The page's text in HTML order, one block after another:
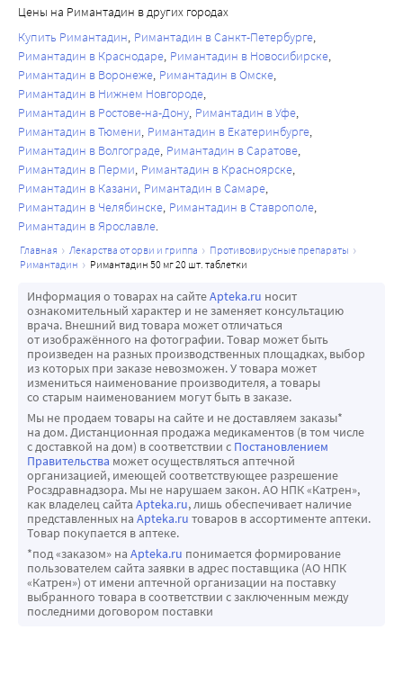
Цены на Римантадин в других городах
Купить Римантадин Римантадин в Санкт-Петербурге
Римантадин в Краснодаре Римантадин в Новосибирске
Римантадин в Воронеже Римантадин в Омске
Римантадин в Нижнем Новгороде
Римантадин в Ростове-на-Дону Римантадин в Уфе
Римантадин в Тюмени Римантадин в Екатеринбурге
Римантадин в Волгограде Римантадин в Саратове
Римантадин в Перми Римантадин в Красноярске
Римантадин в Казани Римантадин в Самаре
Римантадин в Челябинске Римантадин в Ставрополе
Римантадин в Ярославле
главная лекарства от орви и гриппа
противовирусные препараты
римантадин
римантадин 50 мг 20 шт. таблетки
Информация о товарах на сайтеApteka.ru носит
ознакомительный характер и не заменяет консультацию
врача. Внешний вид товара может отличаться
от изображённого на фотографии. Товар может быть
произведен на разных производственных площадках, выбор
из которых при заказе невозможен. У товара может
измениться наименование производителя, а товары
со старым наименованием могут быть в заказе.
Мы не продаем товары на сайте и не доставляем заказы*
на дом. Дистанционная продажа медикаментов (в том числе
с доставкой на дом) в соответствии с Постановлением
Правительства может осуществляться аптечной
организацией, имеющей соответствующее разрешение
Росздравнадзора. Мы не нарушаем закон. АО НПК «Катрен»,
как владелец сайта Apteka.ru, лишь обеспечивает наличие
представленных на Apteka.ru товаров в ассортименте аптеки.
Товар покупается в аптеке.
*под «заказом» на Apteka.ru понимается формирование
пользователем сайта заявки в адрес поставщика (АО НПК
«Катрен») от имени аптечной организации на поставку
выбранного товара в соответствии с заключенным между
последними договором поставки